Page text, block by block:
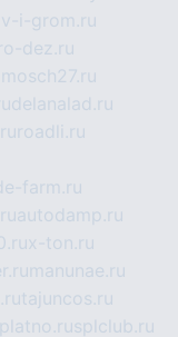
i-grom.ru
dez.ru
delanalad.ru
roadli.ru
farm.ru
autodamp.ru
x-ton.ru
manunae.ru
tajuncos.ru
splclub.ru